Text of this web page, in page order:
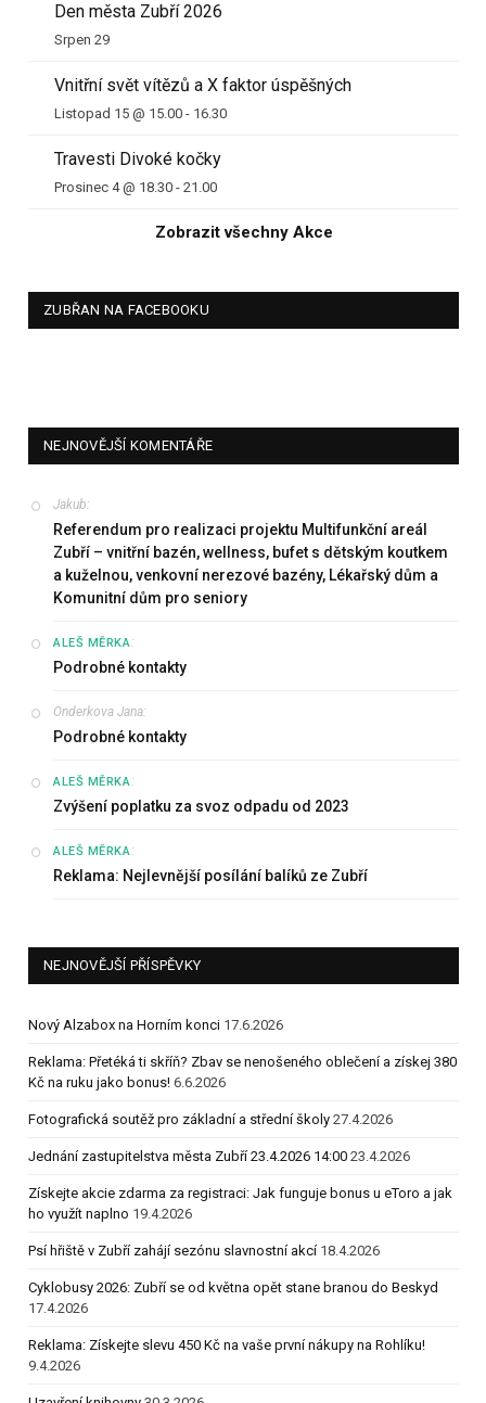
Den města Zubří 2026
Srpen 29
Vnitřní svět vítězů a X faktor úspěšných
Listopad 15 @ 15.00 - 16.30
Travesti Divoké kočky
Prosinec 4 @ 18.30 - 21.00
Zobrazit všechny Akce
ZUBŘAN NA FACEBOOKU
NEJNOVĚJŠÍ KOMENTÁŘE
Jakub:
Referendum pro realizaci projektu Multifunkční areál
Zubří – vnitřní bazén, wellness, bufet s dětským koutkem
a kuželnou, venkovní nerezové bazény, Lékařský dům a
Komunitní dům pro seniory
ALEŠ MĚRKA:
Podrobné kontakty
Onderkova Jana:
Podrobné kontakty
ALEŠ MĚRKA:
Zvýšení poplatku za svoz odpadu od 2023
ALEŠ MĚRKA:
Reklama: Nejlevnější posílání balíků ze Zubří
NEJNOVĚJŠÍ PŘÍSPĚVKY
Nový Alzabox na Horním konci 17.6.2026
Reklama: Přetéká ti skříň? Zbav se nenošeného oblečení a získej 380
Kč na ruku jako bonus! 6.6.2026
Fotografická soutěž pro základní a střední školy 27.4.2026
Jednání zastupitelstva města Zubří 23.4.2026 14:00 23.4.2026
Získejte akcie zdarma za registraci: Jak funguje bonus u eToro a jak
ho využít naplno 19.4.2026
Psí hřiště v Zubří zahájí sezónu slavnostní akcí 18.4.2026
Cyklobusy 2026: Zubří se od května opět stane branou do Beskyd
17.4.2026
Reklama: Získejte slevu 450 Kč na vaše první nákupy na Rohlíku!
9.4.2026